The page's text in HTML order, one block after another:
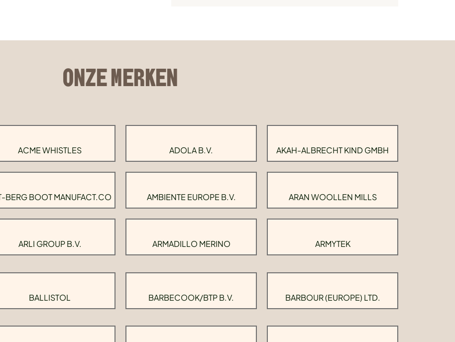
ONZE MERKEN
ACME WHISTLES ADOLA B.V. AKAH-ALBRECHT KIND GMBH
BERG BOOT MANUFACT.CO AMBIENTE EUROPE B.V. ARAN WOOLLEN MILLS
ARLI GROUP B.V. ARMADILLO MERINO ARMYTEK
BALLISTOL BARBECOOK/BTP B.V. BARBOUR (EUROPE) LTD.